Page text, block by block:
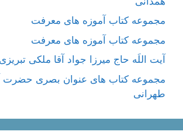
مجموعه کتاب آموزه های معرفت
مجموعه کتاب آموزه های معرفت
آیت اللَه حاج میرزا جواد آقا ملکی تبریزی
مجموعه کتاب های عنوان بصری حضرت
طهرانی